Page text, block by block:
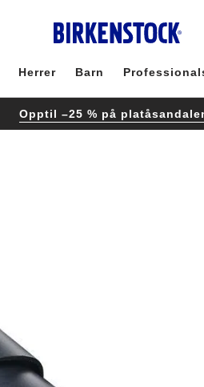
Herrer Barn
Opptil –25 % på